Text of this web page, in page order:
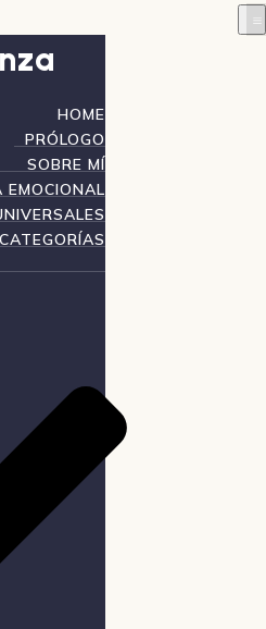
HOME
PRÓLOGO
SOBRE MÍ
EMOCIONAL
CATEGORÍAS